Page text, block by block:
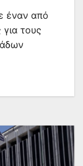
έναν από
τους